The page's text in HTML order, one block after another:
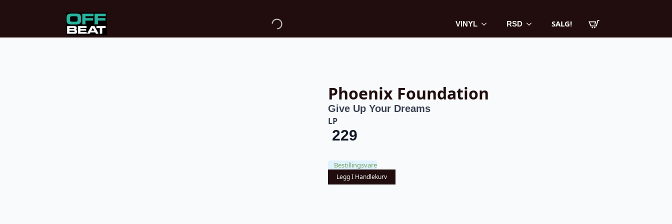
VINYL RSD SALG!
Phoenix Foundation
Give Up Your Dreams
LP
229
Bestillingsvare
Legg I Handlekurv